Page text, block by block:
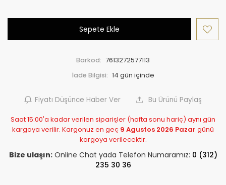
Sepete Ekle
Barkod: 7613272577113
İade Bilgisi:
Fiyatı Düşünce Haber Ver Bu Ürünü Paylaş
Saat 15:00'a kadar verilen siparişler (hafta sonu hariç) aynı gün
kargoya verilir. Kargonuz en geç 9 Agustos 2026 Pazar günü
kargoya verilecektir.
Bize ulaşın:Online Chat yada Telefon Numaramız: 0 (312)
235 30 36